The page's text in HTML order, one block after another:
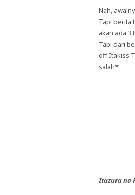
Nah,
Tapi berita
akan ada 3
Tapi dari
off Itakiss
salah*
Itazura na